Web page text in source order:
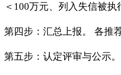
＜100万元、列入失信被
第四步：汇总上报。 各推
第五步：认定评审与公示。